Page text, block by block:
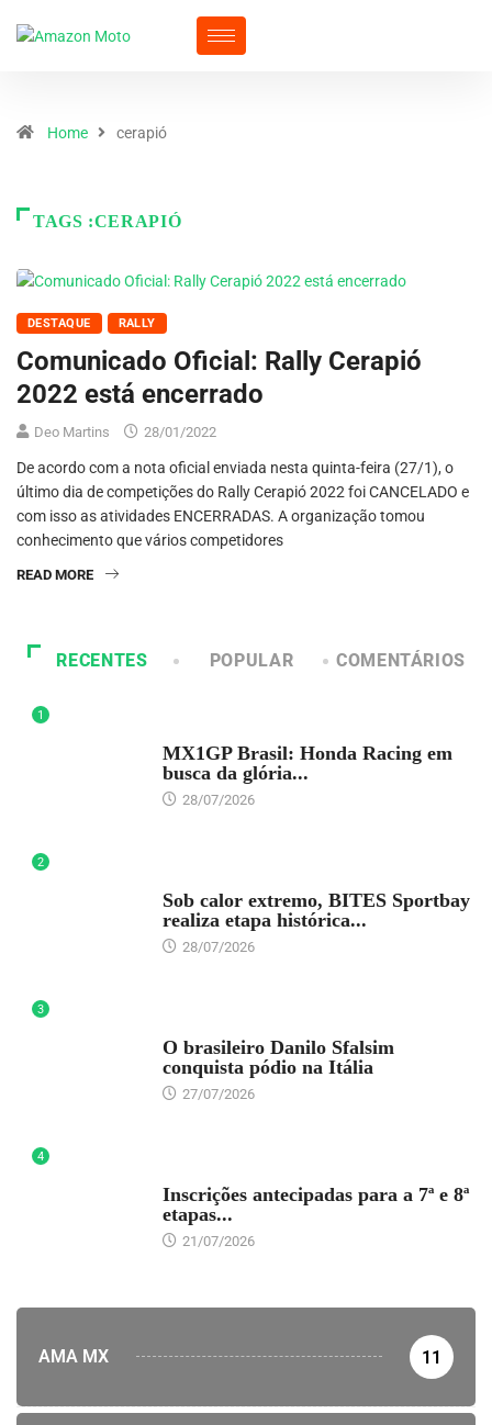
Home cerapió
TAGS :CERAPIÓ
DESTAQUE RALLY
Comunicado Oficial: Rally Cerapió
2022 está encerrado
Deo Martins 28/01/2022
De acordo com a nota oficial enviada nesta quinta-feira (27/1), o
último dia de competições do Rally Cerapió 2022 foi CANCELADO e
com isso as atividades ENCERRADAS. A organização tomou
conhecimento que vários competidores
READ MORE
RECENTES POPULAR COMENTÁRIOS
1
MX1GP Brasil: Honda Racing em
busca da glória...
28/07/2026
2
Sob calor extremo, BITES Sportbay
realiza etapa histórica...
28/07/2026
3
O brasileiro Danilo Sfalsim
conquista pódio na Itália
27/07/2026
4
Inscrições antecipadas para a 7ª e 8ª
etapas...
21/07/2026
AMA MX 11